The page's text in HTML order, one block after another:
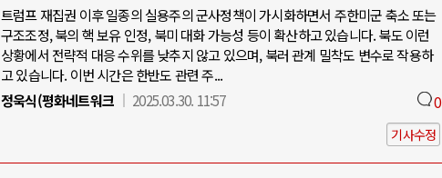
트럼프 재집권 이후 일종의 실용주의 군사정책이 가시화하면서 주한미군 축소 또는
구조조정, 북의 핵 보유 인정, 북미 대화 가능성 등이 확산하고 있습니다. 북도 이런
상황에서 전략적 대응 수위를 낮추지 않고 있으며, 북러 관계 밀착도 변수로 작용하
고 있습니다. 이번 시간은 한반도 관련 주...
정욱식(평화네트워크
2025.03.30. 11:57 0
기사수정